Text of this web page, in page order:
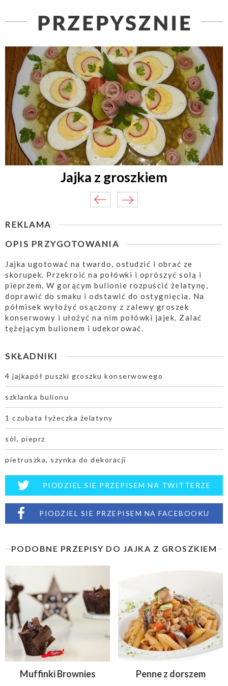
Jajka z groszkiem
REKLAMA
OPIS PRZYGOTOWANIA
Jajka ugotować na twardo, ostudzić i obrać ze
skorupek. Przekroić na połówki i oprószyć solą i
pieprzem. W gorącym bulionie rozpuścić żelatynę,
doprawić do smaku i odstawić do ostygnięcia. Na
półmisek wyłożyć osączony z zalewy groszek
konserwowy i ułożyć na nim połówki jajek. Zalać
tężejącym bulionem i udekorować.
SKŁADNIKI
4 jajkapół puszki groszku konserwowego
szklanka bulionu
1 czubata łyżeczka żelatyny
sól, pieprz
pietruszka, szynka do dekoracji
PIODZIEL SIE PRZEPISEM NA TWITTERZE
PIODZIEL SIE PRZEPISEM NA FACEBOOKU
PODOBNE PRZEPISY DO JAJKA Z GROSZKIEM
Muffinki Brownies Penne z dorszem